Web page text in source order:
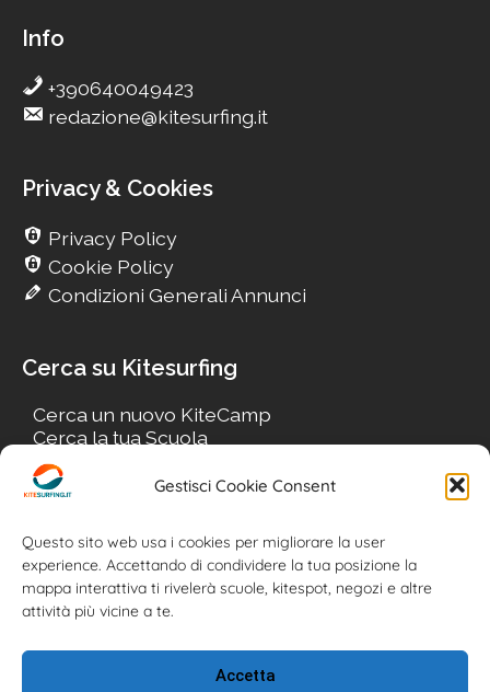
Gestisci Cookie Consent
Questo sito web usa i cookies per migliorare la user
experience. Accettando di condividere la tua posizione la
mappa interattiva ti rivelerà scuole, kitespot, negozi e altre
attività più vicine a te.
Accetta
Info
+390640049423
redazione@kitesurfing.it
Privacy & Cookies
Privacy Policy
Cookie Policy
Condizioni Generali Annunci
Cerca su Kitesurfing
Cerca un nuovo KiteCamp
Cerca la tua Scuola
Cerca il tuo KiteSpot
Cerca Accommodation